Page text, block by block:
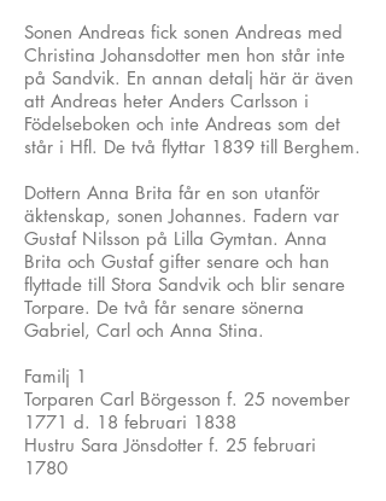
Sonen Andreas fick sonen Andreas med
Christina Johansdotter men hon står inte
på Sandvik. En annan detalj här är även
att Andreas heter Anders Carlsson i
Födelseboken och inte Andreas som det
står i Hfl. De två flyttar 1839 till Berghem.
Dottern Anna Brita får en son utanför
äktenskap, sonen Johannes. Fadern var
Gustaf Nilsson på Lilla Gymtan. Anna
Brita och Gustaf gifter senare och han
flyttade till Stora Sandvik och blir senare
Torpare. De två får senare sönerna
Gabriel, Carl och Anna Stina.
Familj 1
Torparen Carl Börgesson f. 25 november
1771 d. 18 februari 1838
Hustru Sara Jönsdotter f. 25 februari
1780